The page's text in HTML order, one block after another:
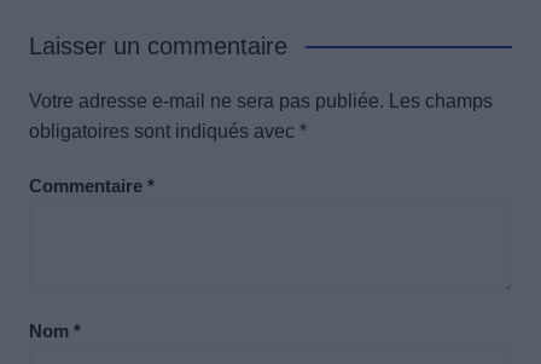
Laisser un commentaire
Votre adresse e-mail ne sera pas publiée.
Les champs
obligatoires sont indiqués avec *
Commentaire *
Nom *